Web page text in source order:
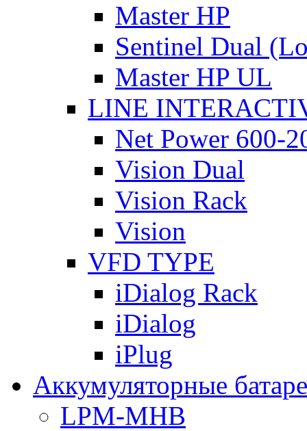
Master HP
Sentinel Dual
Master HP UL
LINE
Net Power 600-
Vision Dual
Vision Rack
Vision
VFD TYPE
iDialog Rack
iDialog
iPlug
Аккумуляторные
LPM-MHB